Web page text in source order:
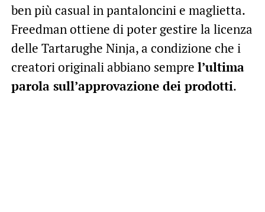
ben più casual in pantaloncini e maglietta.
Freedman ottiene di poter gestire la licenza
delle Tartarughe Ninja, a condizione che i
creatori originali abbiano sempre l’ultima
parola sull’approvazione dei prodotti.